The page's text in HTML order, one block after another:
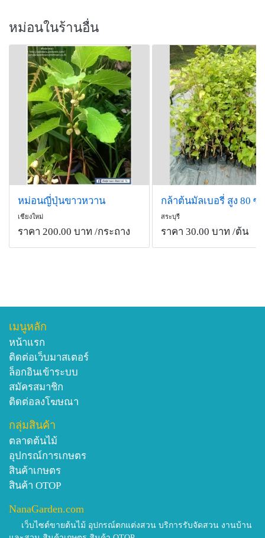
หม่อนในร้านอื่น
หม่อนญี่ปุ่นขาวหวาน
เชียงใหม่
ราคา 200.00 บาท /กระถาง
กล้าต้นมัลเบอรี่ สูง 80 ซ
สระบุรี
ราคา 30.00 บาท /ต้น
เมนูหลัก
หน้าแรก
ติดต่อเว็บมาสเตอร์
ล็อกอินเข้าระบบ
สมัครสมาชิก
ติดต่อลงโฆษณา
กลุ่มสินค้า
ตลาดต้นไม้
อุปกรณ์การเกษตร
สินค้าเกษตร
สินค้า OTOP
NanaGarden.com
เว็บไซต์ขายต้นไม้ อุปกรณ์ตกแต่งสวน บริการรับจัดสวน งานบ้าน